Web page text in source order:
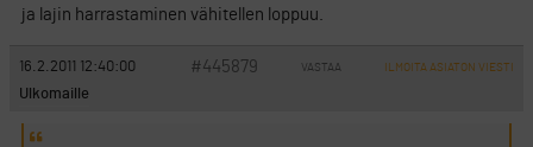
ja lajin harrastaminen vähitellen loppuu.
16.2.2011 12:40:00 #445879 VASTAA ILMOITA ASIATON VIESTI
Ulkomaille